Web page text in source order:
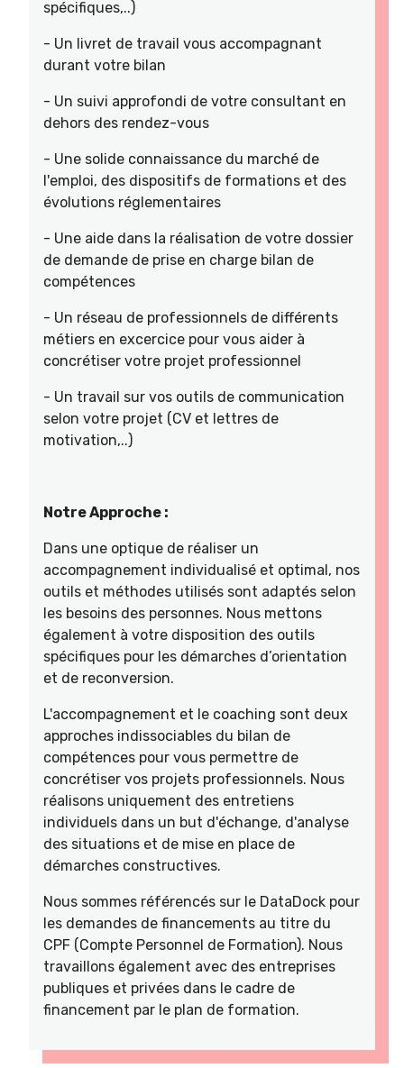
spécifiques,..)
- Un livret de travail vous accompagnant
durant votre bilan
- Un suivi approfondi de votre consultant en
dehors des rendez-vous
- Une solide connaissance du marché de
l'emploi, des dispositifs de formations et des
évolutions réglementaires
- Une aide dans la réalisation de votre dossier
de demande de prise en charge bilan de
compétences
- Un réseau de professionnels de différents
métiers en excercice pour vous aider à
concrétiser votre projet professionnel
- Un travail sur vos outils de communication
selon votre projet (CV et lettres de
motivation,..)
Notre Approche :
Dans une optique de réaliser un
accompagnement individualisé et optimal, nos
outils et méthodes utilisés sont adaptés selon
les besoins des personnes. Nous mettons
également à votre disposition des outils
spécifiques pour les démarches d’orientation
et de reconversion.
L'accompagnement et le coaching sont deux
approches indissociables du bilan de
compétences pour vous permettre de
concrétiser vos projets professionnels. Nous
réalisons uniquement des entretiens
individuels dans un but d'échange, d'analyse
des situations et de mise en place de
démarches constructives.
Nous sommes référencés sur le DataDock pour
les demandes de financements au titre du
CPF (Compte Personnel de Formation). Nous
travaillons également avec des entreprises
publiques et privées dans le cadre de
financement par le plan de formation.